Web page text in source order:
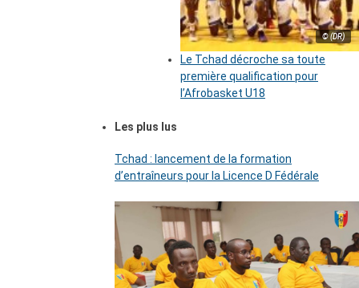
© (DR)
Le Tchad décroche sa toute
première qualification pour
l’Afrobasket U18
Les plus lus
Tchad : lancement de la formation
d’entraîneurs pour la Licence D Fédérale